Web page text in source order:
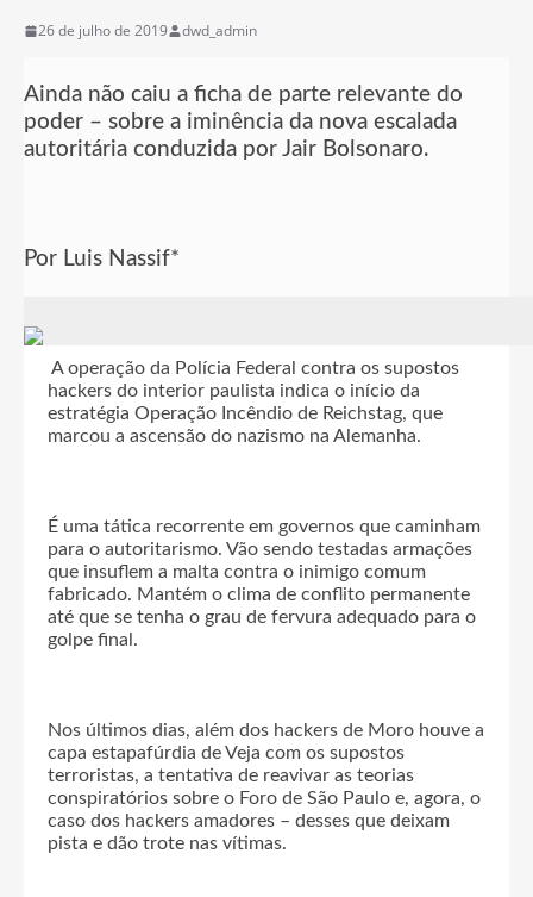
26 de julho de 2019 dwd_admin
Ainda não caiu a ficha de parte relevante do
poder – sobre a iminência da nova escalada
autoritária conduzida por Jair Bolsonaro.
Por Luis Nassif*
A operação da Polícia Federal contra os supostos
hackers do interior paulista indica o início da
estratégia Operação Incêndio de Reichstag, que
marcou a ascensão do nazismo na Alemanha.
É uma tática recorrente em governos que caminham
para o autoritarismo. Vão sendo testadas armações
que insuflem a malta contra o inimigo comum
fabricado. Mantém o clima de conflito permanente
até que se tenha o grau de fervura adequado para o
golpe final.
Nos últimos dias, além dos hackers de Moro houve a
capa estapafúrdia de Veja com os supostos
terroristas, a tentativa de reavivar as teorias
conspiratórios sobre o Foro de São Paulo e, agora, o
caso dos hackers amadores – desses que deixam
pista e dão trote nas vítimas.